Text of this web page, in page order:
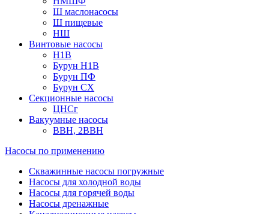
Ш маслонасосы
Ш пищевые
НШ
Винтовые насосы
Н1В
Бурун Н1В
Бурун ПФ
Бурун СХ
Секционные насосы
ЦНСг
Вакуумные насосы
ВВН, 2ВВН
Насосы по применению
Скважинные насосы погружные
Насосы для холодной воды
Насосы для горячей воды
Насосы дренажные